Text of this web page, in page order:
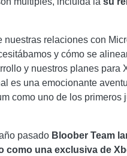
nuestras relaciones con
y cómo se
y nuestros planes para
es una emocionante
como uno de los primeros
pasado Bloober Team
como una exclusiva de